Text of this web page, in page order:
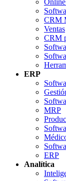
CRM
Ventas
CRM
ERP
MRP
ERP
Analítica